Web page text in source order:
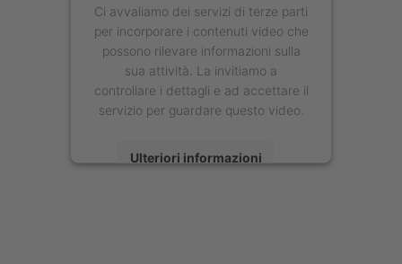
Ci avvaliamo dei servizi di terze parti
per incorporare i contenuti video che
possono rilevare informazioni sulla
sua attività. La invitiamo a
controllare i dettagli e ad accettare il
servizio per guardare questo video.
Ulteriori informazioni